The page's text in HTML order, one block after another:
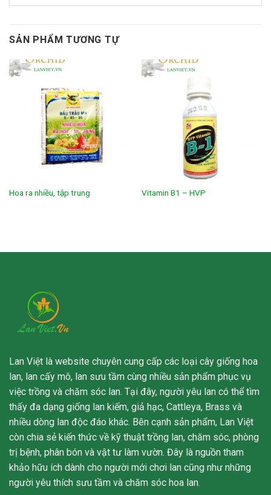
SẢN PHẨM TƯƠNG TỰ
Hoa ra nhiều, tập trung Vitamin B1 – HVP
Lan Việt là website chuyên cung cấp các loại cây giống hoa
lan, lan cấy mô, lan sưu tầm cùng nhiều sản phẩm phục vụ
việc trồng và chăm sóc lan. Tại đây, người yêu lan có thể tìm
thấy đa dạng giống lan kiếm, giả hạc, Cattleya, Brass và
nhiều dòng lan độc đáo khác. Bên cạnh sản phẩm, Lan Việt
còn chia sẻ kiến thức về kỹ thuật trồng lan, chăm sóc, phòng
trị bệnh, phân bón và vật tư làm vườn. Đây là nguồn tham
khảo hữu ích dành cho người mới chơi lan cũng như những
người yêu thích sưu tầm và chăm sóc hoa lan.